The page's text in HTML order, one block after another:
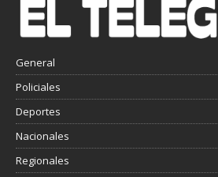
General
Policiales
Deportes
Nacionales
Regionales